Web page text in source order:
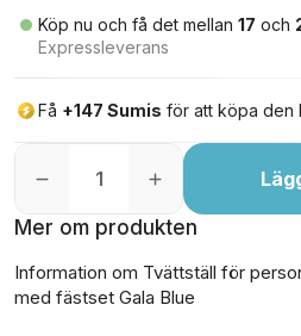
Köp nu och få det mellan 17 och
Expressleverans
Få +147 Sumis för att köpa den
Mer om produkten
Information om Tvättställ för
med fästset Gala Blue